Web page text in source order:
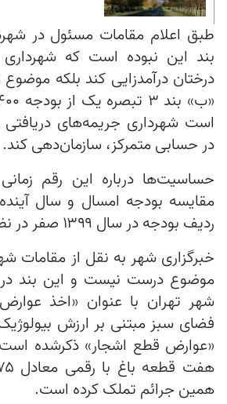
طبق اعلام مقامات مسئول در
بند این نبوده است که
درختان درآمدزایی کند بلکه
است شهرداری جریمه‌های
در حسابی متمرکز، سازمان‌دهی کند.
حساسیت‌ها درباره این رقم
مقایسه بودجه امسال و سال
ردیف بودجه در سال ۱۳۹۹ صفر در نظر گرفته‌شده بود.
خبرگزاری شهر به نقل از مقامات
شهر تهران با عنوان «اخذ
فضای سبز مبتنی بر ارزش
«عوارض قطع اشجار» ذکرشده
همین جرائم تملک کرده است.